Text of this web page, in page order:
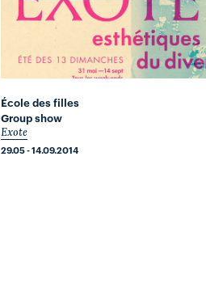
École des filles
Group show
Exote
29.05 - 14.09.2014